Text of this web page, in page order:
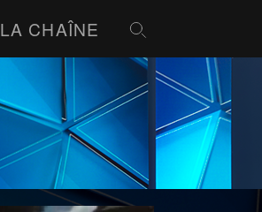
LA CHAÎNE